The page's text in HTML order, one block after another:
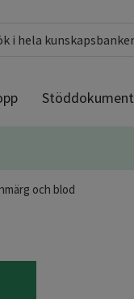
Stöddokument
och blod